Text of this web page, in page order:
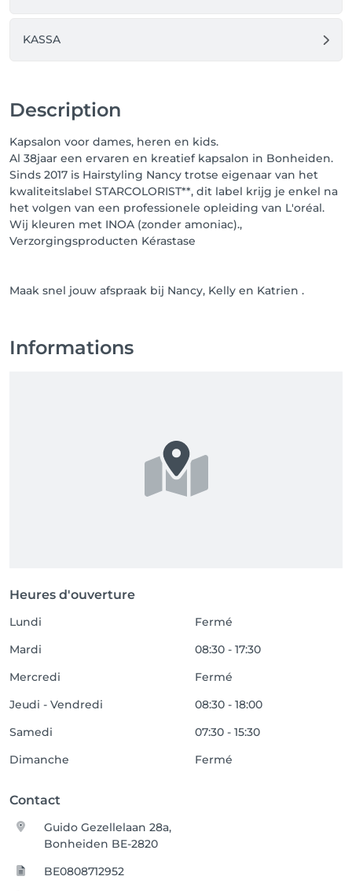
KASSA
Description
Kapsalon voor dames, heren en kids.
Al 38jaar een ervaren en kreatief kapsalon in Bonheiden.
Sinds 2017 is Hairstyling Nancy trotse eigenaar van het
kwaliteitslabel STARCOLORIST**, dit label krijg je enkel na
het volgen van een professionele opleiding van L'oréal.
Wij kleuren met INOA (zonder amoniac).,
Verzorgingsproducten Kérastase
Maak snel jouw afspraak bij Nancy, Kelly en Katrien .
Informations
Heures d'ouverture
Lundi
Fermé
Mardi
08:30 - 17:30
Mercredi
Fermé
Jeudi - Vendredi
08:30 - 18:00
Samedi
07:30 - 15:30
Dimanche
Fermé
Contact
Guido Gezellelaan 28a,
Bonheiden BE-2820
BE0808712952